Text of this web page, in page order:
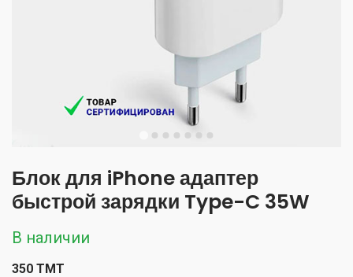
Блок для iPhone адаптер
быстрой зарядки Type-C 35W
В наличии
350 TMT